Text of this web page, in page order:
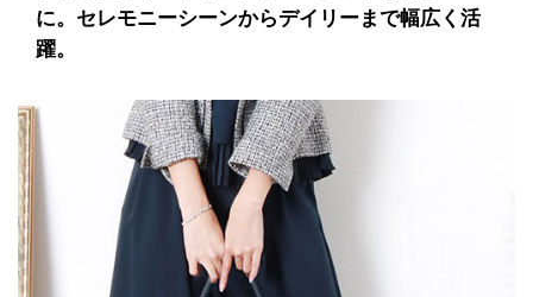
に。セレモニーシーンからデイリーまで幅広く活
躍。